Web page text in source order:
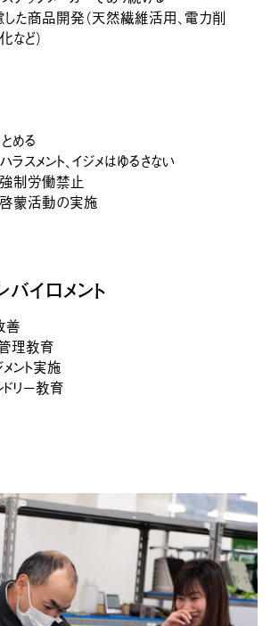
研究開発
た商品開発（天然繊維活用、電力削
など）
める
スメント、イジメはゆるさない
制労働禁止
蒙活動の実施
バイロメント
善
理教育
ント実施
ドリー教育